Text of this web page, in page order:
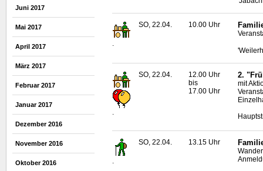
Juni 2017
Mai 2017
April 2017
März 2017
Februar 2017
Januar 2017
Dezember 2016
November 2016
Oktober 2016
.
SO, 22.04. 10.00 Uhr
.
SO, 22.04.
12.00 Uhr
bis
17.00 Uhr
2.
mit
.
SO, 22.04. 13.15 Uhr